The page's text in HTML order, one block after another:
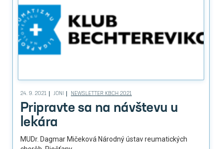
24. 9. 2021 JONI NEWSLETTER KBCH 2021
Pripravte sa na návštevu u
lekára
MUDr. Dagmar Mičeková Národný ústav reumatických